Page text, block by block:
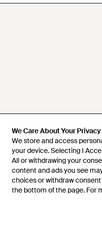
We Care About Your Privacy
We store and access
your device. Selecting I
All or withdrawing your
content and ads you see
choices or withdraw
the bottom of the page. For